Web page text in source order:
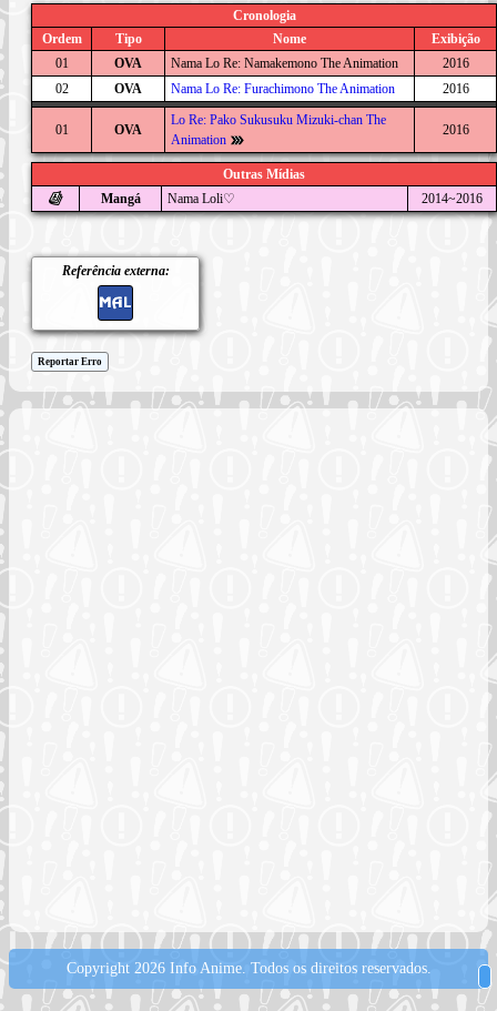
Cronologia
Ordem
Tipo Nome
Exibição
01
OVA Nama Lo Re: Namakemono The Animation
2016
02
OVA Nama Lo Re: Furachimono The Animation 2016
01 OVA
Lo Re: Pako Sukusuku Mizuki-chan The
Animation
2016
Outras Mídias
Mangá
Nama Loli♡ 2014~2016
Referência externa:
Reportar Erro
Copyright 2026 Info Anime. Todos os direitos reservados.